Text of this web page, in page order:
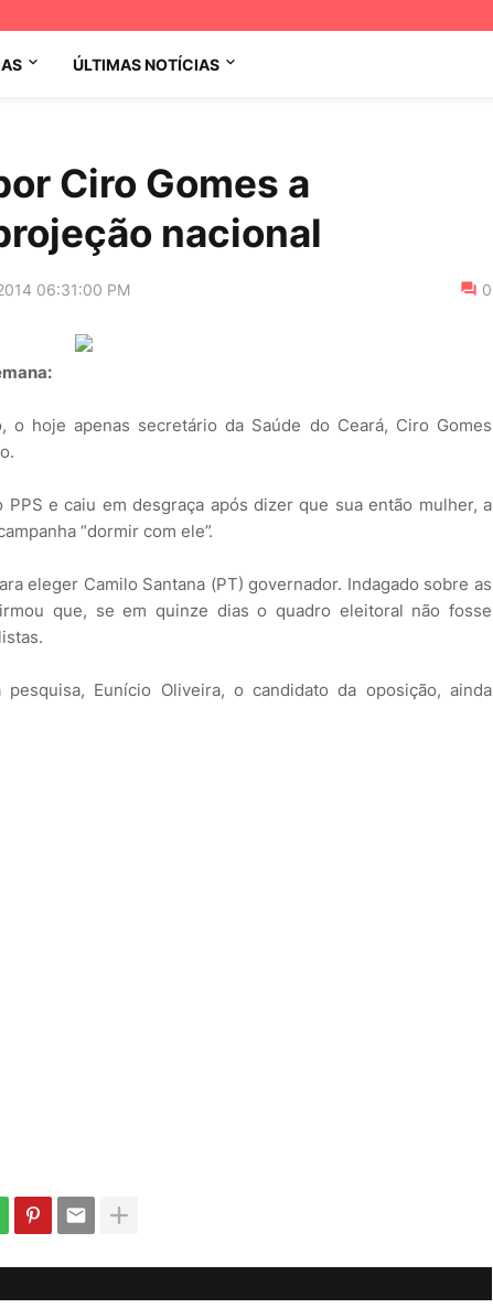
ÚLTIMAS NOTÍCIAS
Ciro Gomes a
nacional
06:31:00 PM 0
o hoje apenas secretário da Saúde do Ceará, Ciro Gomes
e caiu em desgraça após dizer que sua então mulher, a
“dormir com ele”.
eleger Camilo Santana (PT) governador. Indagado sobre as
que, se em quinze dias o quadro eleitoral não fosse
Eunício Oliveira, o candidato da oposição, ainda